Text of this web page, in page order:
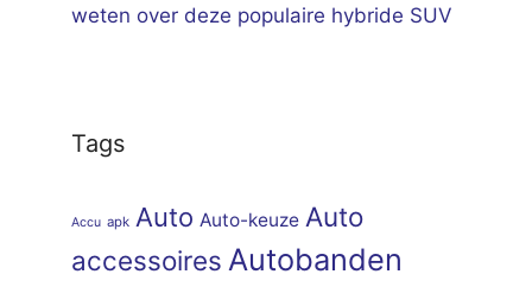
weten over deze populaire hybride SUV
Tags
Accu apk Auto Auto-keuze Auto
accessoires Autobanden